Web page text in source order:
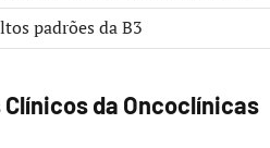
padrões da B3
da Oncoclínicas